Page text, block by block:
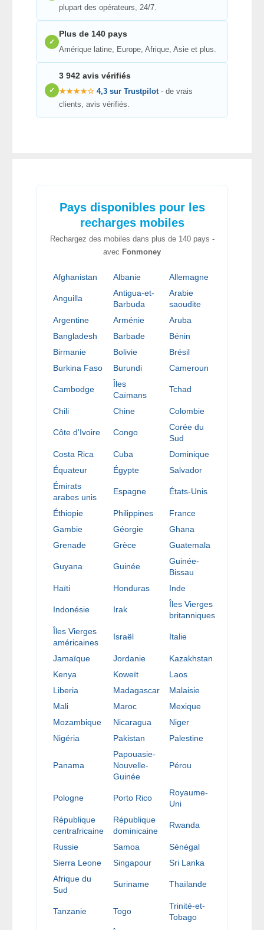
plupart des opérateurs, 24/7.
✓
Plus de 140 pays
Amérique latine, Europe, Afrique, Asie et plus.
✓
3 942 avis vérifiés
★★★★☆ 4,3 sur Trustpilot- de vrais
clients, avis vérifiés.
Pays disponibles pour les
recharges mobiles
Rechargez des mobiles dans plus de 140 pays -
avec Fonmoney
Afghanistan Albanie Allemagne
Anguilla
Antigua-et-
Barbuda
Arabie
saoudite
Argentine
Arménie
Aruba
Bangladesh
Barbade
Bénin
Birmanie
Bolivie
Brésil
Burkina Faso
Burundi Cameroun
Cambodge
Îles
Caïmans
Tchad
Chili Chine Colombie
Côte d'Ivoire Congo
Corée du
Sud
Costa Rica
Cuba
Dominique
Équateur
Égypte
Salvador
Émirats
arabes unis
Espagne États-Unis
Éthiopie Philippines
France
Gambie
Géorgie
Ghana
Grenade
Grèce Guatemala
Guyana Guinée
Guinée-
Bissau
Haïti
Honduras Inde
Indonésie Irak
Îles Vierges
britanniques
Îles Vierges
américaines
Israël Italie
Jamaïque Jordanie
Kazakhstan
Kenya
Koweït
Laos
Liberia
Madagascar
Malaisie
Mali
Maroc
Mexique
Mozambique
Nicaragua
Niger
Nigéria
Pakistan Palestine
Panama
Papouasie-
Nouvelle-
Guinée
Pérou
Pologne Porto Rico
Royaume-
Uni
République
centrafricaine
République
dominicaine
Rwanda
Russie Samoa
Sénégal
Sierra Leone
Singapour
Sri Lanka
Afrique du
Sud
Suriname Thaïlande
Tanzanie Togo
Trinité-et-
Tobago